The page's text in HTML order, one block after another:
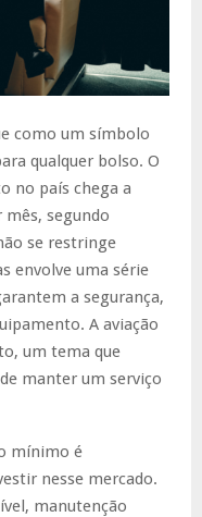
como um símbolo
qualquer bolso. O
no país chega a
segundo
se restringe
envolve uma série
a segurança,
A aviação
um tema que
manter um serviço
mínimo é
nesse mercado.
manutenção